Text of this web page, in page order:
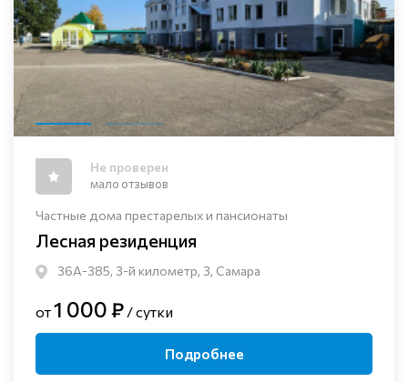
Частные дома престарелых и пансионаты
Лесная резиденция
36А-385, 3-й километр, 3, Самара
Не проверен
мало отзывов
от1 000 ₽ / сутки
Подробнее